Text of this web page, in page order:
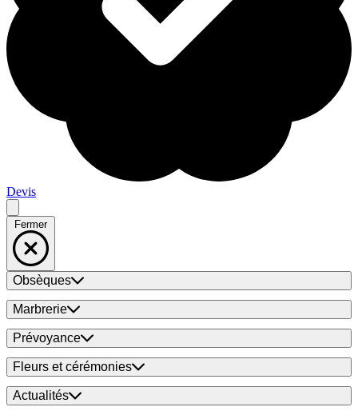
Devis
Fermer
Obsèques
Marbrerie
Prévoyance
Fleurs et cérémonies
Actualités